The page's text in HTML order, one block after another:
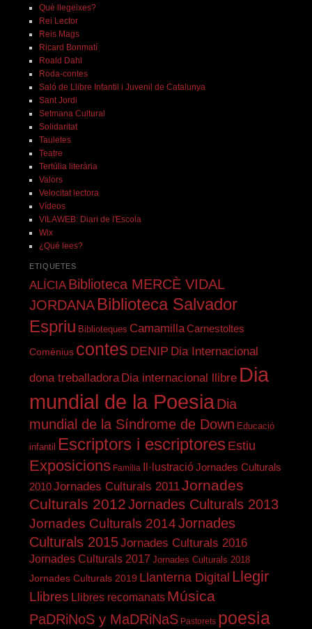
Què llegeixes?
Rei Lector
Reis Mags
Ricard Bonmatí
Roald Dahl
Roda-contes
Saló de Llibre Infantil i Juvenil de Catalunya
Sant Jordi
Setmana Cultural
Solidaritat
Tauletes
Teatre
Tertúlia literària
Valors
Velocitat lectora
Vídeos
VILAWEB: Diari de l'Escola
Wix
¿Qué lees?
ETIQUETES
ALÍCIA Biblioteca MERCÈ VIDAL
JORDANA Biblioteca Salvador
Espriu Biblioteques CamamillaCarnestoltes
Comènius contes DENIP Dia Internacional
dona treballadora Dia internacional llibre Dia
mundial de la Poesia Dia
mundial de la Síndrome de Down Educació
infantil Escriptors i escriptores Estiu
Exposicions Família Il·lustracióJornades Culturals
2010Jornades Culturals 2011Jornades
Culturals 2012Jornades Culturals 2013
Jornades Culturals 2014 Jornades
Culturals 2015Jornades Culturals 2016
Jornades Culturals 2017 Jornades Culturals 2018
Jornades Culturals 2019 Llanterna Digital Llegir
Llibres Llibres recomanats Música
PaDRiNoS y MaDRiNaS Pastorets poesia